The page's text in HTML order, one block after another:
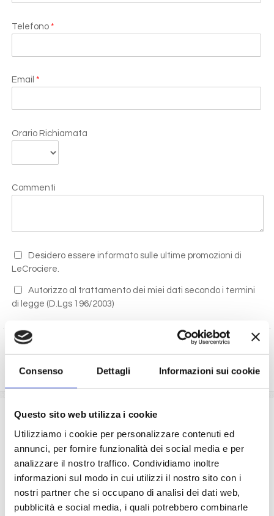
Consenso Dettagli Informazioni sui cookie
Questo sito web utilizza i cookie
Utilizziamo i cookie per personalizzare contenuti ed
annunci, per fornire funzionalità dei social media e per
analizzare il nostro traffico. Condividiamo inoltre
informazioni sul modo in cui utilizzi il nostro sito con i
nostri partner che si occupano di analisi dei dati web,
pubblicità e social media, i quali potrebbero combinarle
Telefono *
Email *
Orario Richiamata
Commenti
Desidero essere informato sulle ultime promozioni di
LeCrociere.
Autorizzo al trattamento dei miei dati secondo i termini
di legge (D.Lgs 196/2003)
La quota comprende
La sistemazione nella cabina prescelta dotata di ogni
comfort: servizi privati, aria condizionata, telefono, TV
via satellite e cassaforte.
Il trattamento di pensione completa a bordo (colazione,
pranzo, cena a buffet o nei ristoranti principali ).
Bevande a dispenser, serata di Gala con menù